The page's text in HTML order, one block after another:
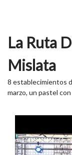
La Ruta
Mislata
8 establecimientos
marzo, un pastel